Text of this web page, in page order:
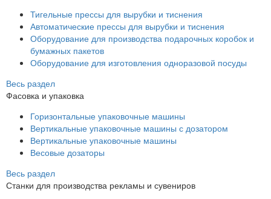
Тигельные прессы для вырубки и тиснения
Автоматические прессы для вырубки и тиснения
Оборудование для производства подарочных коробок и
бумажных пакетов
Оборудование для изготовления одноразовой посуды
Весь раздел
Фасовка и упаковка
Горизонтальные упаковочные машины
Вертикальные упаковочные машины с дозатором
Вертикальные упаковочные машины
Весовые дозаторы
Весь раздел
Станки для производства рекламы и сувениров